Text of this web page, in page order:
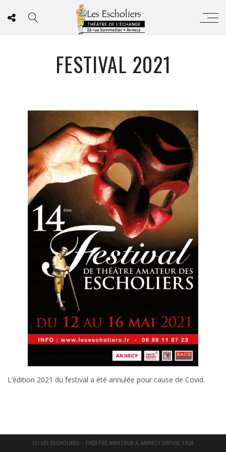
FESTIVAL 2021
L’édition 2021 du festival a été annulée pour cause de Covid.
(C) LES ESCHOLIERS - THÉÂTRE AMATEUR A ANNECY DEPUIS 1928